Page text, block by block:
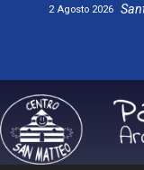
2 Agosto 2026